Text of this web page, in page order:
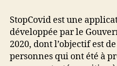
StopCovid est une
développée par le
2020, dont l’objectif est
personnes qui ont été à